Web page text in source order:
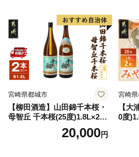
宮崎県都城市
【柳田酒造】山田錦千本桜・
母智丘 千本桜(25度)1.8L×2本
≪みやこんじょ特急便≫_AC
20,000円
宮崎
【大
0度
特急